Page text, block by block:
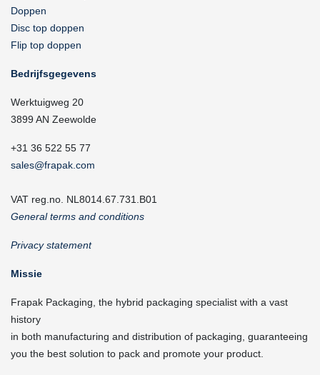
Doppen
Disc top doppen
Flip top doppen
Bedrijfsgegevens
Werktuigweg 20
3899 AN Zeewolde
+31 36 522 55 77
sales@frapak.com
VAT reg.no. NL8014.67.731.B01
General terms and conditions
Privacy statement
Missie
Frapak Packaging, the hybrid packaging specialist with a vast
history
in both manufacturing and distribution of packaging, guaranteeing
you the best solution to pack and promote your product.